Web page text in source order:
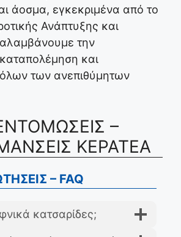
άοσμα, εγκεκριμένα από το
Ανάπτυξης και
την
και
των ανεπιθύμητων
–
ΚΕΡΑΤΕΑ
– FAQ
κατσαρίδες;